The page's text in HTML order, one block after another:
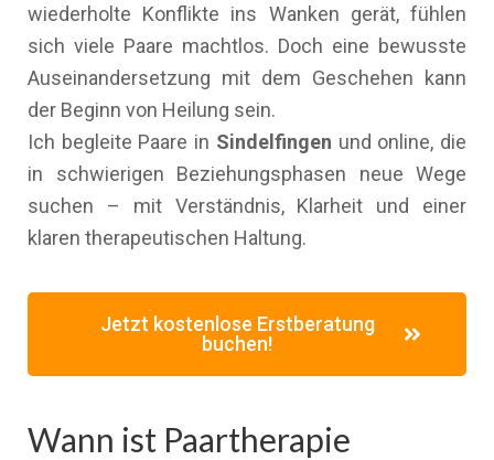
wiederholte Konflikte ins Wanken gerät, fühlen
sich viele Paare machtlos. Doch eine bewusste
Auseinandersetzung mit dem Geschehen kann
der Beginn von Heilung sein.
Ich begleite Paare in Sindelfingen und online, die
in schwierigen Beziehungsphasen neue Wege
suchen – mit Verständnis, Klarheit und einer
klaren therapeutischen Haltung.
Jetzt kostenlose Erstberatung
buchen!
Wann ist Paartherapie